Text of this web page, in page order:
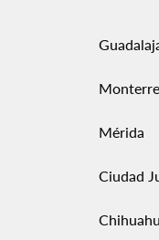
Mérida
Ciudad